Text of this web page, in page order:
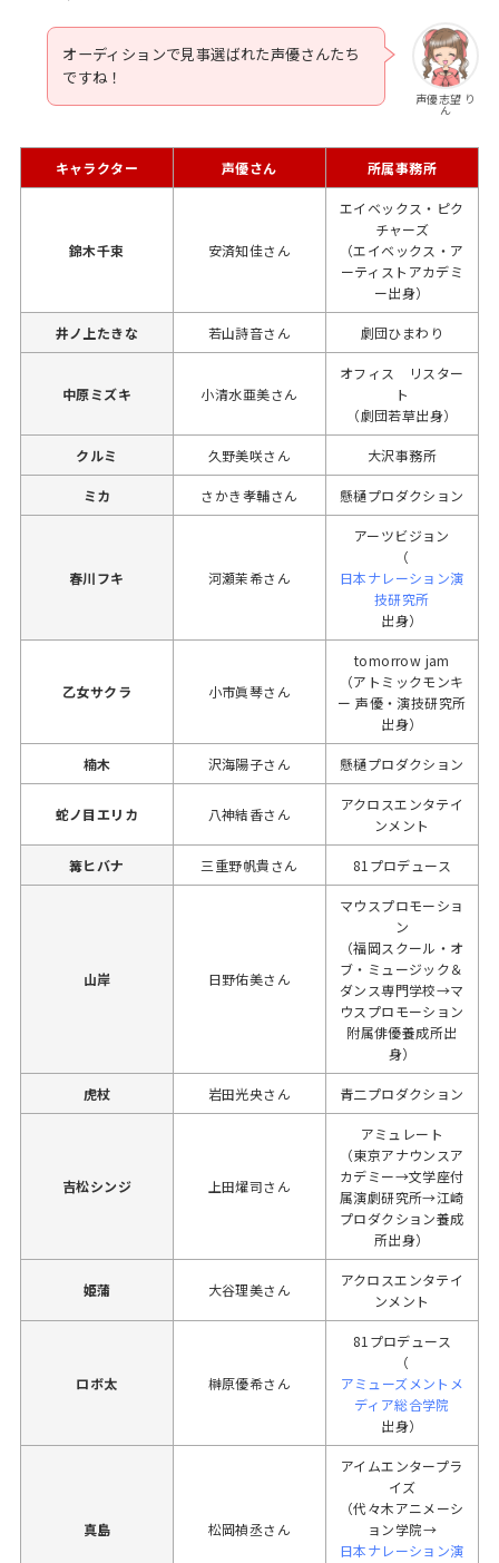
声優志望 り
ん
オーディションで見事選ばれた声優さんたち
ですね！
キャラクター 声優さん 所属事務所
錦木千束 安済知佳さん
エイベックス・ピク
チャーズ
（エイベックス・ア
ーティストアカデミ
ー出身）
井ノ上たきな 若山詩音さん 劇団ひまわり
中原ミズキ 小清水亜美さん
オフィス リスター
ト
（劇団若草出身）
クルミ 久野美咲さん 大沢事務所
ミカ さかき孝輔さん 懸樋プロダクション
春川フキ 河瀬茉希さん
アーツビジョン
（
日本ナレーション演
技研究所
出身）
乙女サクラ 小市眞琴さん
tomorrow jam
（アトミックモンキ
ー 声優・演技研究所
出身）
楠木 沢海陽子さん 懸樋プロダクション
蛇ノ目エリカ 八神結香さん
アクロスエンタテイ
ンメント
篝ヒバナ 三重野帆貴さん 81プロデュース
山岸 日野佑美さん
マウスプロモーショ
ン
（福岡スクール・オ
ブ・ミュージック＆
ダンス専門学校→マ
ウスプロモーション
附属俳優養成所出
身）
虎杖 岩田光央さん 青二プロダクション
吉松シンジ 上田燿司さん
アミュレート
（東京アナウンスア
カデミー→文学座付
属演劇研究所→江崎
プロダクション養成
所出身）
姫蒲 大谷理美さん
アクロスエンタテイ
ンメント
ロボ太 榊原優希さん
81プロデュース
（
アミューズメントメ
ディア総合学院
出身）
真島 松岡禎丞さん
アイムエンタープラ
イズ
（代々木アニメーシ
ョン学院→
日本ナレーション演